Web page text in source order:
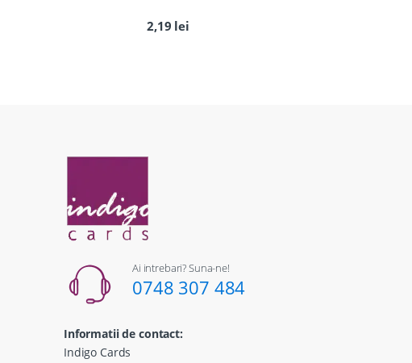
2,19 lei
Ai intrebari? Suna-ne!
0748 307 484
Informatii de contact:
Indigo Cards